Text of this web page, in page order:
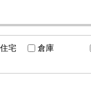
宅 倉庫